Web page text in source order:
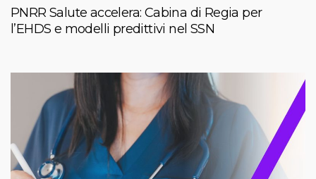
PNRR Salute accelera: Cabina di Regia per
l’EHDS e modelli predittivi nel SSN